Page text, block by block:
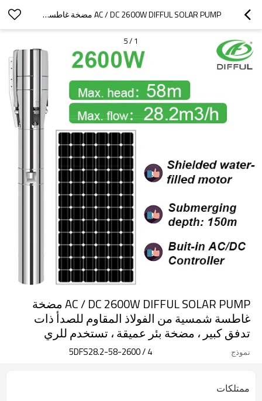
AC / DC 2600W DIFFUL SOLAR PUMP مضخة غاطسة شمسية من الفولاذ المقاوم للصدأ ذات تدفق كبير ، مضخة بئر عميقة ، تستخدم للري
1
/
5
AC / DC 2600W DIFFUL SOLAR PUMP مضخة
غاطسة شمسية من الفولاذ المقاوم للصدأ ذات
تدفق كبير ، مضخة بئر عميقة ، تستخدم للري
نموذج 4 / 5DFS28.2-58-2600
ممتلكات